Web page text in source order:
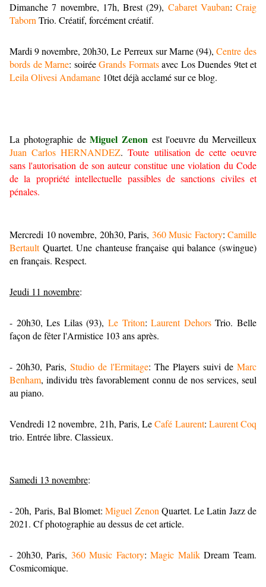
Dimanche 7 novembre, 17h, Brest (29), Cabaret Vauban: Craig
Taborn Trio. Créatif, forcément créatif.
Mardi 9 novembre, 20h30, Le Perreux sur Marne (94), Centre des
bords de Marne: soiréeGrands Formatsavec Los Duendes 9tet et
Leila Olivesi Andamane 10tet déjà acclamé sur ce blog.
La photographie deMiguel Zenon estl'oeuvre du Merveilleux
Juan Carlos HERNANDEZ.Toute utilisation de cette oeuvre
sans l'autorisation de son auteur constitue une violation du Code
de la propriété intellectuelle passibles de sanctions civiles et
pénales.
Mercredi 10 novembre, 20h30, Paris, 360 Music Factory: Camille
BertaultQuartet. Une chanteuse française qui balance (swingue)
en français. Respect.
Jeudi 11 novembre:
- 20h30, Les Lilas (93), Le Triton:Laurent DehorsTrio. Belle
façon de fêter l'Armistice 103 ans après.
- 20h30, Paris, Studio de l'Ermitage: The Players suivi de Marc
Benham, individu très favorablement connu de nos services, seul
au piano.
Vendredi 12 novembre, 21h, Paris, LeCafé Laurent: Laurent Coq
trio. Entrée libre. Classieux.
Samedi 13 novembre:
- 20h, Paris, Bal Blomet:Miguel Zenon Quartet. Le Latin Jazz de
2021. Cf photographie au dessus de cet article.
- 20h30, Paris, 360 Music Factory:Magic MalikDream Team.
Cosmicomique.